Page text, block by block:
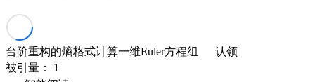
台阶重构的熵格式计算一维Euler方程组
认领
被引量： 1